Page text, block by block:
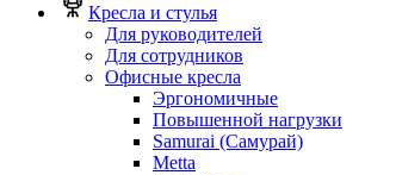
Кресла и стулья
Для руководителей
Для сотрудников
Офисные кресла
Эргономичные
Повышенной нагрузки
Samurai (Самурай)
Metta